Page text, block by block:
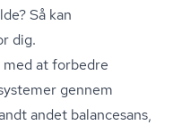
Så kan
dig.
med at forbedre
gennem
andet balancesans,